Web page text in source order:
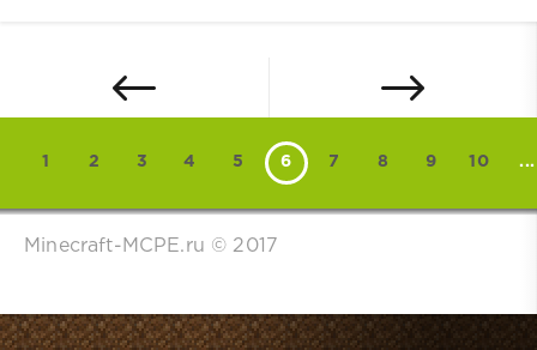
1 2 3 4 5 6 7 8 9 10 ...
Minecraft-MCPE.ru © 2017